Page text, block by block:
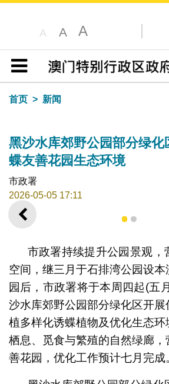
A A A
目录
首页
新闻
黑沙水库郊野公园部分绿化
蝶友善花园生态环境
市政署
2026-05-05 17:11
上一则 1 2
市政署持续提升公园景观，
空间，继三月于石排湾公园设
园后，市政署将于本周四起(五
沙水库郊野公园部分绿化区开
植多样化诱蝶植物及优化生态
栖息、觅食与繁殖的自然绿廊
善花园，优化工作预计七月完成